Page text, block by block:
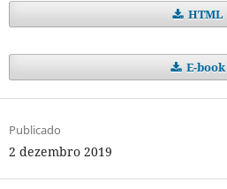
HTML
E-book
Publicado
2 dezembro 2019